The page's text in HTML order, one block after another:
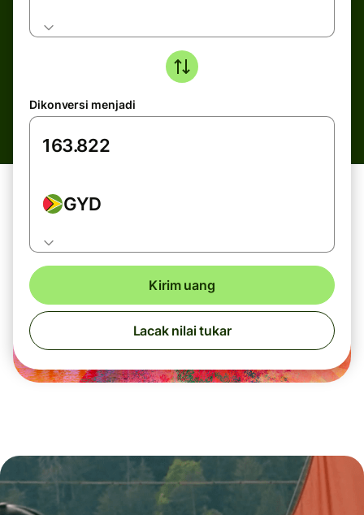
Dikonversi menjadi
GYD
Kirim uang
Lacak nilai tukar